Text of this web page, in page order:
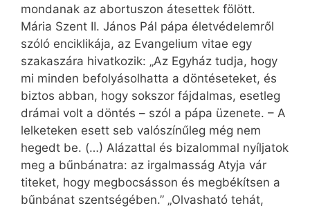
mondanak az abortuszon átesettek fölött.
Mária Szent II. János Pál pápa életvédelemről
szóló enciklikája, az Evangelium vitae egy
szakaszára hivatkozik: „Az Egyház tudja, hogy
mi minden befolyásolhatta a döntéseteket, és
biztos abban, hogy sokszor fájdalmas, esetleg
drámai volt a döntés – szól a pápa üzenete. – A
lelketeken esett seb valószínűleg még nem
hegedt be. (…) Alázattal és bizalommal nyíljatok
meg a bűnbánatra: az irgalmasság Atyja vár
titeket, hogy megbocsásson és megbékítsen a
bűnbánat szentségében.” „Olvasható tehát,